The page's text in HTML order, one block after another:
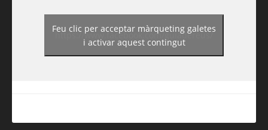
https://www.facebook.com/guiadereus/
Feu clic per acceptar màrqueting galetes
i activar aquest contingut